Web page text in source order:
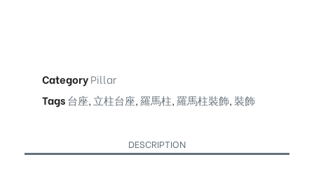
CategoryPillar
Tags台座, 立柱台座,羅馬柱,羅馬柱裝飾,裝飾
DESCRIPTION